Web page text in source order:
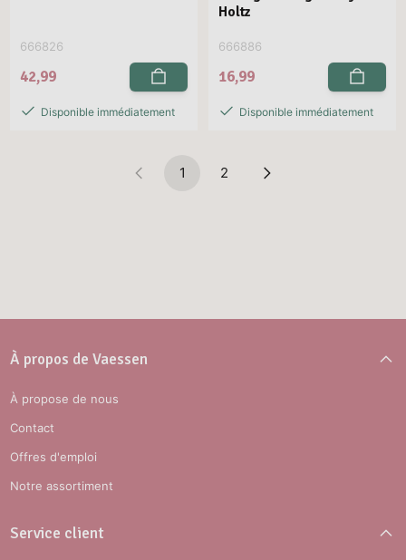
666826
42,99
Disponible immédiatement
Holtz
666886
16,99
Disponible immédiatement
1 2
À propos de Vaessen
À propose de nous
Contact
Offres d'emploi
Notre assortiment
Service client